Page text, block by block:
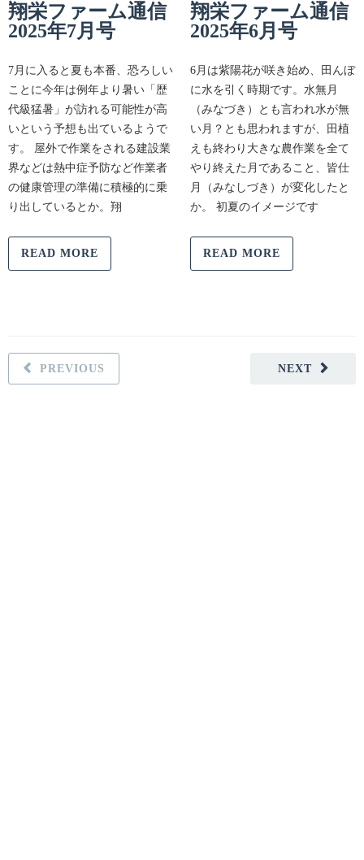
翔栄ファーム通信
2025年7月号
7月に入ると夏も本番、恐ろしい
ことに今年は例年より暑い「歴
代級猛暑」が訪れる可能性が高
いという予想も出ているようで
す。 屋外で作業をされる建設業
界などは熱中症予防など作業者
の健康管理の準備に積極的に乗
り出しているとか。翔
READ MORE
翔栄ファーム通信
2025年6月号
6月は紫陽花が咲き始め、田んぼ
に水を引く時期です。水無月
（みなづき）とも言われ水が無
い月？とも思われますが、田植
えも終わり大きな農作業を全て
やり終えた月であること、皆仕
月（みなしづき）が変化したと
か。 初夏のイメージです
READ MORE
NEXT
PREVIOUS